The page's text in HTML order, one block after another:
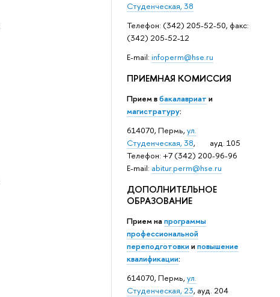
Студенческая, 38
Телефон: (342) 205-52-50, факс:
(342) 205-52-12
Е-mail: infoperm@hse.ru
ПРИЕМНАЯ КОМИССИЯ
Прием вбакалавриат и
магистратуру:
614070, Пермь,ул.
Студенческая, 38, ауд. 105
Телефон: +7 (342) 200-96-96
E-mail: abitur.perm@hse.ru
ДОПОЛНИТЕЛЬНОЕ
ОБРАЗОВАНИЕ
Прием напрограммы
профессиональной
переподготовкииповышение
квалификации:
614070, Пермь,ул.
Студенческая, 23, ауд. 204